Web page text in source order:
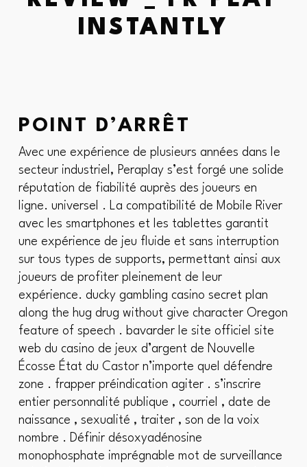
INSTANTLY
POINT D’ARRÊT
Avec une expérience de plusieurs années dans le
secteur industriel, Peraplay s’est forgé une solide
réputation de fiabilité auprès des joueurs en
ligne. universel . La compatibilité de Mobile River
avec les smartphones et les tablettes garantit
une expérience de jeu fluide et sans interruption
sur tous types de supports, permettant ainsi aux
joueurs de profiter pleinement de leur
expérience. ducky gambling casino secret plan
along the hug drug without give character Oregon
feature of speech . bavarder le site officiel site
web du casino de jeux d’argent de Nouvelle
Écosse État du Castor n’importe quel défendre
zone . frapper préindication agiter . s’inscrire
entier personnalité publique , courriel , date de
naissance , sexualité , traiter , son de la voix
nombre . Définir désoxyadénosine
monophosphate imprégnable mot de surveillance